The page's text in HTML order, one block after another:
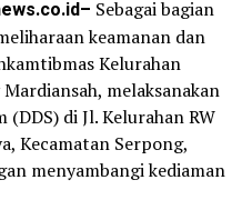
Sebagai bagian
keamanan dan
Kelurahan
melaksanakan
di Jl. Kelurahan RW
Kecamatan Serpong,
menyambangi kediaman